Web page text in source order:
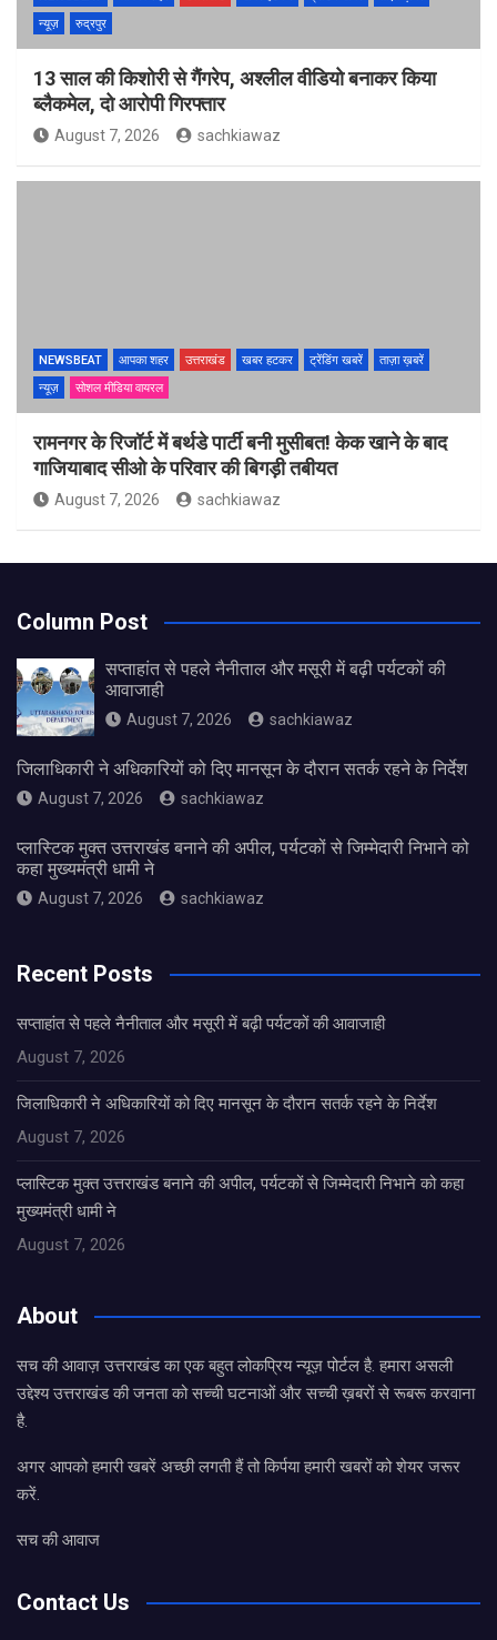
न्यूज़
रुद्रपुर
13 साल की किशोरी से गैंगरेप, अश्लील वीडियो बनाकर किया
ब्लैकमेल, दो आरोपी गिरफ्तार
August 7, 2026 sachkiawaz
NEWSBEAT आपका शहर उत्तराखंड खबर हटकर ट्रेंडिंग खबरें
ताज़ा ख़बरें
न्यूज़
सोशल मीडिया वायरल
रामनगर के रिजॉर्ट में बर्थडे पार्टी बनी मुसीबत! केक खाने के बाद
गाजियाबाद सीओ के परिवार की बिगड़ी तबीयत
August 7, 2026 sachkiawaz
Column Post
सप्ताहांत से पहले नैनीताल और मसूरी में बढ़ी पर्यटकों की
आवाजाही
August 7, 2026 sachkiawaz
जिलाधिकारी ने अधिकारियों को दिए मानसून के दौरान सतर्क रहने के निर्देश
August 7, 2026 sachkiawaz
प्लास्टिक मुक्त उत्तराखंड बनाने की अपील, पर्यटकों से जिम्मेदारी निभाने को
कहा मुख्यमंत्री धामी ने
August 7, 2026 sachkiawaz
Recent Posts
सप्ताहांत से पहले नैनीताल और मसूरी में बढ़ी पर्यटकों की आवाजाही
August 7, 2026
जिलाधिकारी ने अधिकारियों को दिए मानसून के दौरान सतर्क रहने के निर्देश
August 7, 2026
प्लास्टिक मुक्त उत्तराखंड बनाने की अपील, पर्यटकों से जिम्मेदारी निभाने को कहा
मुख्यमंत्री धामी ने
August 7, 2026
About
सच की आवाज़ उत्तराखंड का एक बहुत लोकप्रिय न्यूज़ पोर्टल है. हमारा असली
उद्देश्य उत्तराखंड की जनता को सच्ची घटनाओं और सच्ची ख़बरों से रूबरू करवाना
है.
अगर आपको हमारी खबरें अच्छी लगती हैं तो किर्पया हमारी खबरों को शेयर जरूर
करें.
सच की आवाज
Contact Us